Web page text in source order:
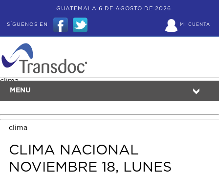
GUATEMALA 6 DE AGOSTO DE 2026
MI CUENTA
SÍGUENOS EN
MENU
clima
clima
CLIMA NACIONAL
NOVIEMBRE 18, LUNES